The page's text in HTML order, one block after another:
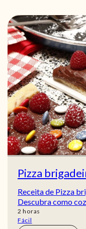
Pizza
Receita de Pizza
Descubra como
2 horas
horas
Fácil